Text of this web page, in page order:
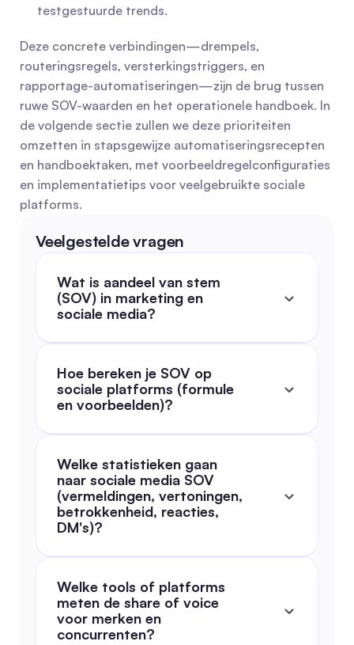
testgestuurde trends.
Deze concrete verbindingen—drempels,
routeringsregels, versterkingstriggers, en
rapportage-automatiseringen—zijn de brug tussen
ruwe SOV-waarden en het operationele handboek. In
de volgende sectie zullen we deze prioriteiten
omzetten in stapsgewijze automatiseringsrecepten
en handboektaken, met voorbeeldregelconfiguraties
en implementatietips voor veelgebruikte sociale
platforms.
Veelgestelde vragen
Wat is aandeel van stem
(SOV) in marketing en
sociale media?
Hoe bereken je SOV op
sociale platforms (formule
en voorbeelden)?
Welke statistieken gaan
naar sociale media SOV
(vermeldingen, vertoningen,
betrokkenheid, reacties,
DM's)?
Welke tools of platforms
meten de share of voice
voor merken en
concurrenten?